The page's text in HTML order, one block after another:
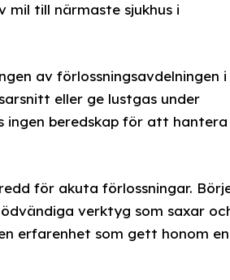
till närmaste sjukhus i
av förlossningsavdelningen i
eller ge lustgas under
ingen beredskap för att hantera
för akuta förlossningar.
verktyg som saxar
erfarenhet som gett honom en